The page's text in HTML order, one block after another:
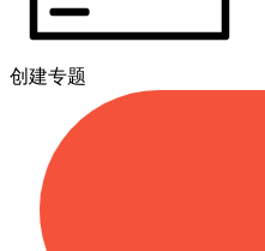
创建专题